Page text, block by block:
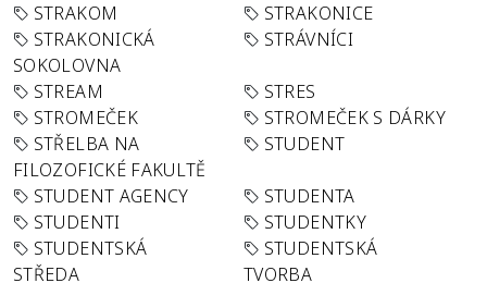
STRAKOM
STRAKONICE
STRAKONICKÁ
SOKOLOVNA
STRÁVNÍCI
STREAM
STRES
STROMEČEK
STROMEČEK S DÁRKY
STŘELBA NA
FILOZOFICKÉ FAKULTĚ
STUDENT
STUDENT AGENCY
STUDENTA
STUDENTI
STUDENTKY
STUDENTSKÁ
STŘEDA
STUDENTSKÁ
TVORBA